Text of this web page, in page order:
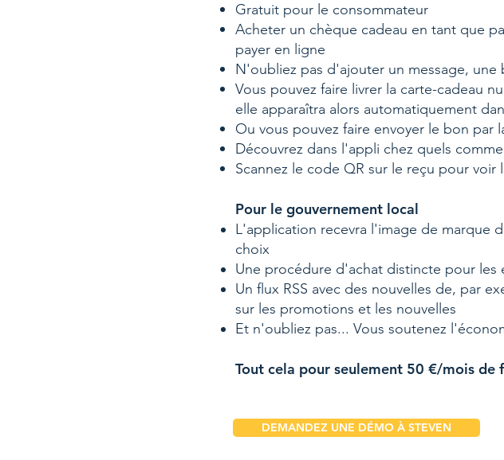
Gratuit pour le consommateur
Acheter un chèque cadeau en tant que
payer en ligne
N'oubliez pas d'ajouter un message,
Vous pouvez faire livrer la carte-cadeau
elle apparaîtra alors automatiquement
Ou vous pouvez faire envoyer le bon par
Découvrez dans l'appli chez quels
Scannez le code QR sur le reçu pour
Pour le gouvernement local
L'application recevra l'image de marque
choix
Une procédure d'achat distincte pour les
Un flux RSS avec des nouvelles de, par
sur les promotions et les nouvelles
Et n'oubliez pas... Vous soutenez
Tout cela pour seulement 50 €/mois
DEMANDEZ UNE DÉMO À STEVEN